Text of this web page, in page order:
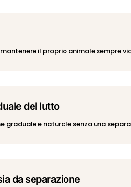
il proprio animale sempre
del lutto
graduale e naturale senza una
da separazione